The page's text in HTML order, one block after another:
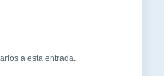
a esta entrada.